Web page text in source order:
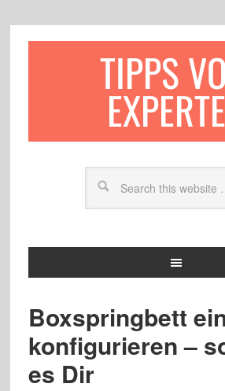
TIPPS
Boxspringbett
konfigurieren –
es Dir